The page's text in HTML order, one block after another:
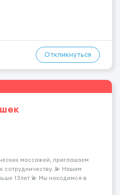
для тебя! 🔹
Откликнуться
массажей, приглашаем
сотрудничеству. 💫 Нашим
13лет 💫 Мы находимся в